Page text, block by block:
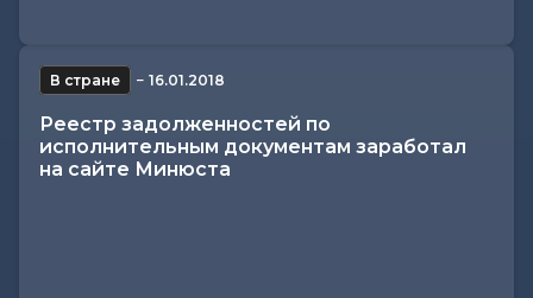
В стране − 16.01.2018
Реестр задолженностей по
исполнительным документам заработал
на сайте Минюста